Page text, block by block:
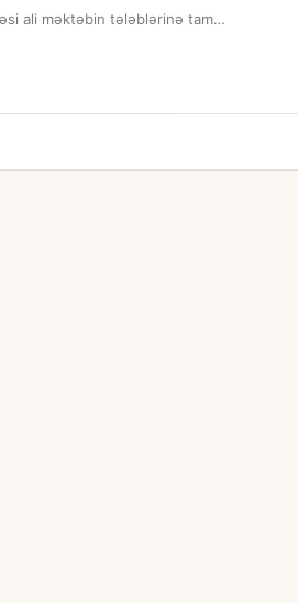
ali məktəbin tələblərinə tam…